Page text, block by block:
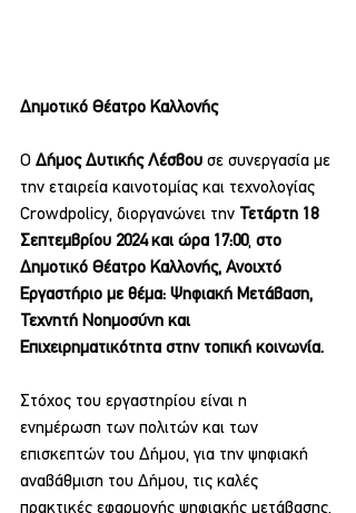
Δημοτικό Θέατρο Καλλονής
Ο Δήμος Δυτικής Λέσβου σε συνεργασία με
την εταιρεία καινοτομίας και τεχνολογίας
Crowdpolicy, διοργανώνει την Τετάρτη 18
Σεπτεμβρίου 2024 και ώρα 17:00, στο
Δημοτικό Θέατρο Καλλονής, Ανοιχτό
Εργαστήριο με θέμα: Ψηφιακή Μετάβαση,
Τεχνητή Νοημοσύνη και
Επιχειρηματικότητα στην τοπική κοινωνία.
Στόχος του εργαστηρίου είναι η
ενημέρωση των πολιτών και των
επισκεπτών του Δήμου, για την ψηφιακή
αναβάθμιση του Δήμου, τις καλές
πρακτικές εφαρμογής ψηφιακής μετάβασης,